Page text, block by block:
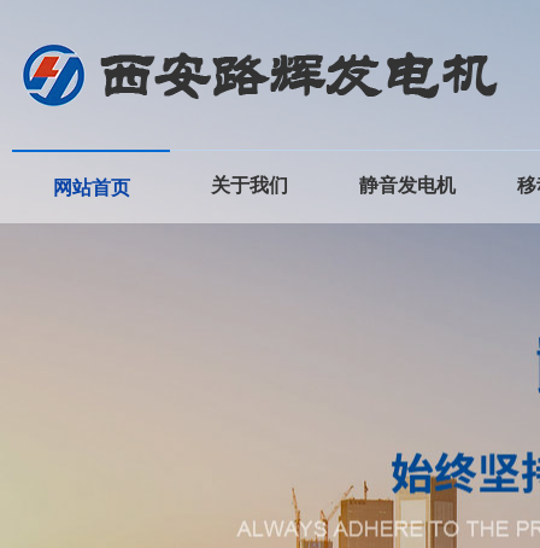
网站首页 关于我们 静音发电机 移